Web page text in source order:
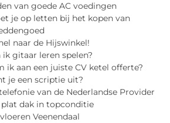
van goede AC voedingen
je op letten bij het kopen van
naar de Hijswinkel!
ik gitaar leren spelen?
ik aan een juiste CV ketel offerte?
je een scriptie uit?
van de Nederlandse Provider
plat dak in topconditie
Veenendaal